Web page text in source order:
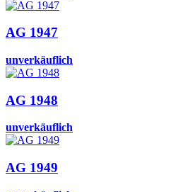
AG 1947
unverkäuflich
AG 1948
unverkäuflich
AG 1949